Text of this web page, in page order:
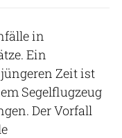
in
Ein
Zeit ist
Segelflugzeug
Der Vorfall